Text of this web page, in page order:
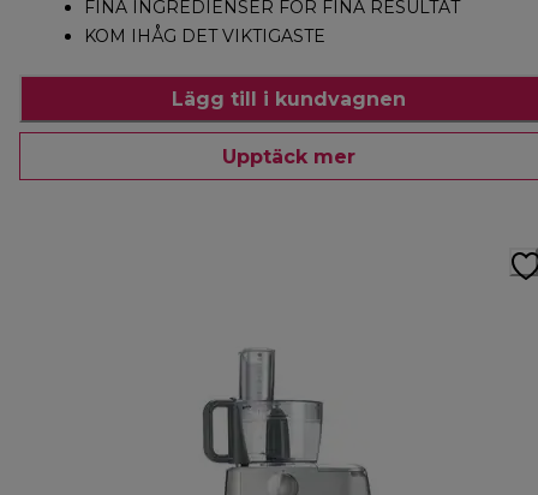
FINA INGREDIENSER FÖR FINA RESULTAT
KOM IHÅG DET VIKTIGASTE
Lägg till i kundvagnen
Upptäck mer